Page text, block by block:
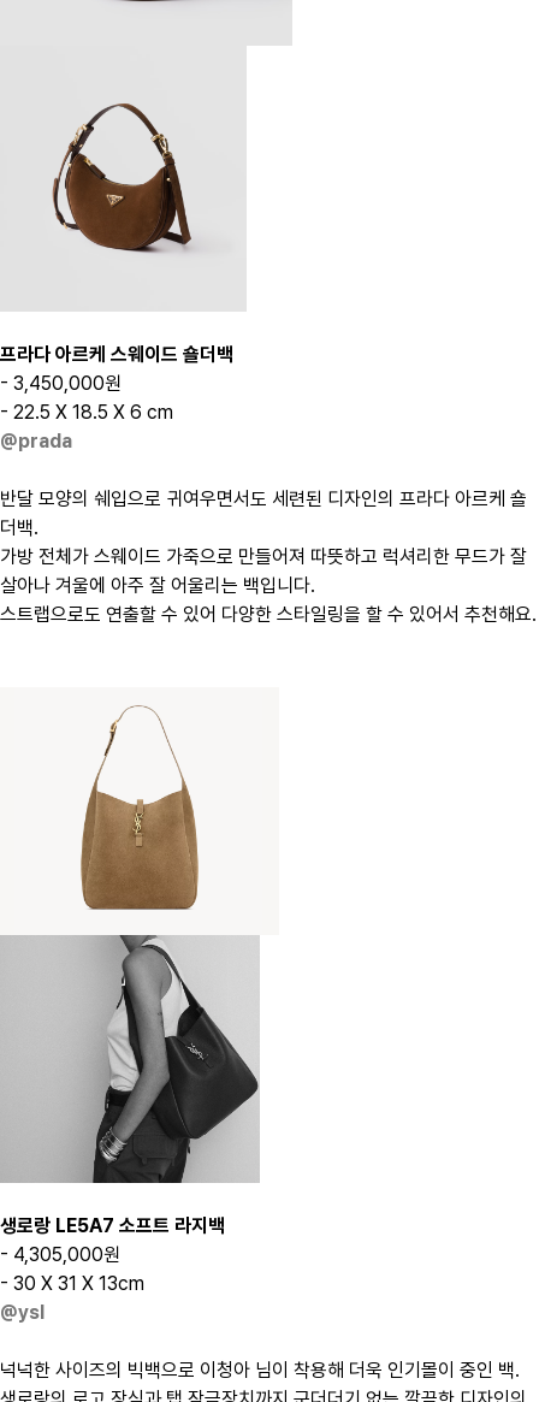
프라다 아르케 스웨이드 숄더백
- 3,450,000원
- 22.5 X 18.5 X 6 cm
@prada
반달 모양의 쉐입으로 귀여우면서도 세련된 디자인의 프라다 아르케 숄
더백.
가방 전체가 스웨이드 가죽으로 만들어져 따뜻하고 럭셔리한 무드가 잘
살아나 겨울에 아주 잘 어울리는 백입니다.
스트랩으로도 연출할 수 있어 다양한 스타일링을 할 수 있어서 추천해요.
생로랑 LE5A7 소프트 라지백
- 4,305,000원
- 30 X 31 X 13cm
@ysl
넉넉한 사이즈의 빅백으로 이청아 님이 착용해 더욱 인기몰이 중인 백.